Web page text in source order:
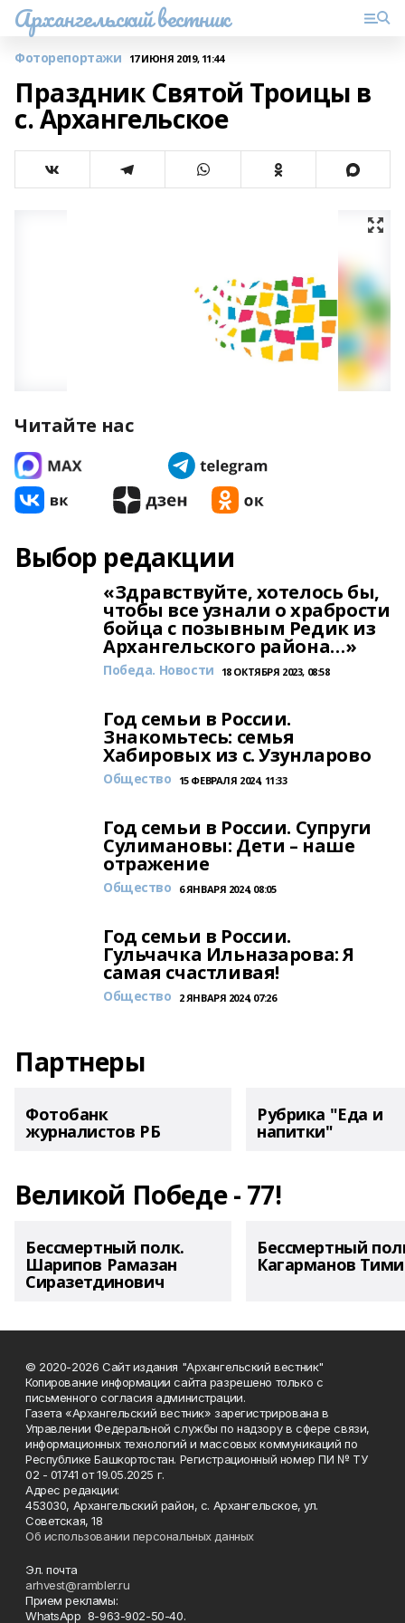
Архангельский вестник
Фоторепортажи 17 ИЮНЯ 2019, 11:44
Праздник Святой Троицы в
с. Архангельское
Читайте нас
Выбор редакции
«Здравствуйте, хотелось бы,
чтобы все узнали о храбрости
бойца с позывным Редик из
Архангельского района…»
Победа. Новости 18 ОКТЯБРЯ 2023, 08:58
Год семьи в России.
Знакомьтесь: семья
Хабировых из с. Узунларово
Общество 15 ФЕВРАЛЯ 2024, 11:33
Год семьи в России. Супруги
Сулимановы: Дети – наше
отражение
Общество 6 ЯНВАРЯ 2024, 08:05
Год семьи в России.
Гульчачка Ильназарова: Я
самая счастливая!
Общество 2 ЯНВАРЯ 2024, 07:26
Партнеры
Фотобанк
журналистов РБ
Рубрика "Еда и
напитки"
Великой Победе - 77!
Бессмертный полк.
Шарипов Рамазан
Сиразетдинович
Бессмертный
Кагарманов
© 2020-2026 Сайт издания "Архангельский вестник"
Копирование информации сайта разрешено только с
письменного согласия администрации.
Газета «Архангельский вестник» зарегистрирована в
Управлении Федеральной службы по надзору в сфере связи,
информационных технологий и массовых коммуникаций по
Республике Башкортостан. Регистрационный номер ПИ № ТУ
02 - 01741 от 19.05.2025 г.
Адрес редакции:
453030, Архангельский район, с. Архангельское, ул.
Советская, 18
Об использовании персональных данных
Эл. почта
arhvest@rambler.ru
Прием рекламы:
WhatsApp 8-963-902-50-40.